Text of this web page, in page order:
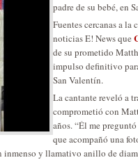
padre de su bebé, en
Fuentes cercanas a
noticias E! News que
de su prometido
impulso definitivo
San Valentín.
La cantante reveló a
comprometió con
años. “Él me
que acompañó una
inmenso y llamativo anillo de